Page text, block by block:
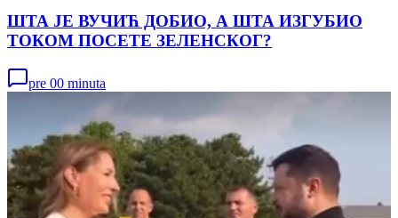
ШТА ЈЕ ВУЧИЋ ДОБИО, А ШТА ИЗГУБИО
ТОКОМ ПОСЕТЕ ЗЕЛЕНСКОГ?
pre 00 minuta